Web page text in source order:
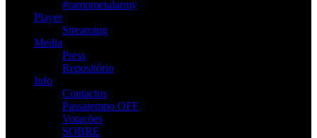
#rampmetalarmy
Player
Streaming
Media
Press
Repositório
Info
Contactos
Passatempo OFF
Votações
SOBRE